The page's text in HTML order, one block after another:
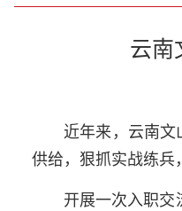
云南
近年来，云南
供给，狠抓实战练兵
开展一次入职